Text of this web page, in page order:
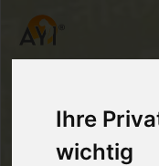
Ihre
wichtig